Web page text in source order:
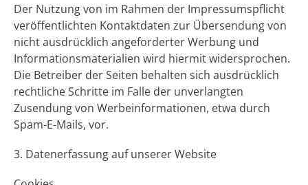
Der Nutzung von im Rahmen der Impressumspflicht
veröffentlichten Kontaktdaten zur Übersendung von
nicht ausdrücklich angeforderter Werbung und
Informationsmaterialien wird hiermit widersprochen.
Die Betreiber der Seiten behalten sich ausdrücklich
rechtliche Schritte im Falle der unverlangten
Zusendung von Werbeinformationen, etwa durch
Spam-E-Mails, vor.
3. Datenerfassung auf unserer Website